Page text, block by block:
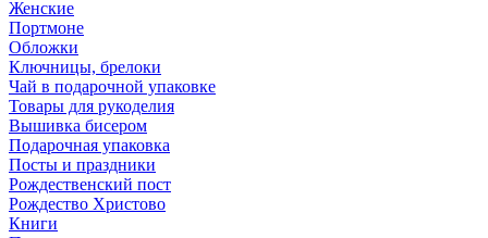
Женские
Портмоне
Обложки
Ключницы, брелоки
Чай в подарочной упаковке
Товары для рукоделия
Вышивка бисером
Подарочная упаковка
Посты и праздники
Рождественский пост
Рождество Христово
Книги